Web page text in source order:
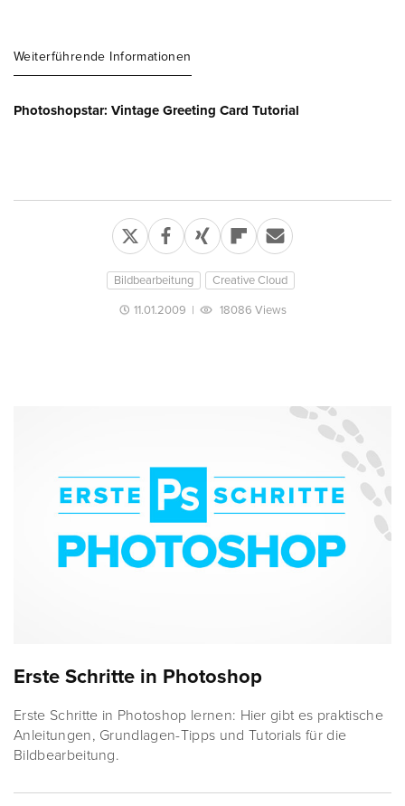
Weiterführende Informationen
Photoshopstar: Vintage Greeting Card Tutorial
Bildbearbeitung Creative Cloud
11.01.2009 | 18086 Views
Erste Schritte in Photoshop
Erste Schritte in Photoshop lernen: Hier gibt es praktische
Anleitungen, Grundlagen-Tipps und Tutorials für die
Bildbearbeitung.